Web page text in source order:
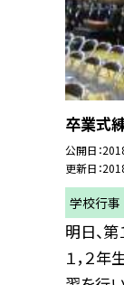
卒業式
公開日
更新日
学校行事
明日、
１，２